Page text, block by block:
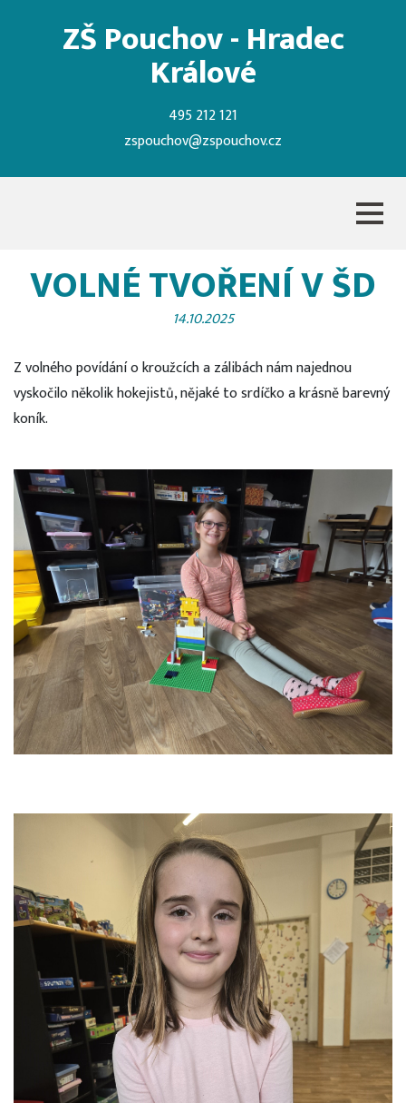
ZŠ Pouchov - Hradec
Králové
495 212 121
zspouchov@zspouchov.cz
VOLNÉ TVOŘENÍ V ŠD
14.10.2025
Z volného povídání o kroužcích a zálibách nám najednou
vyskočilo několik hokejistů, nějaké to srdíčko a krásně barevný
koník.